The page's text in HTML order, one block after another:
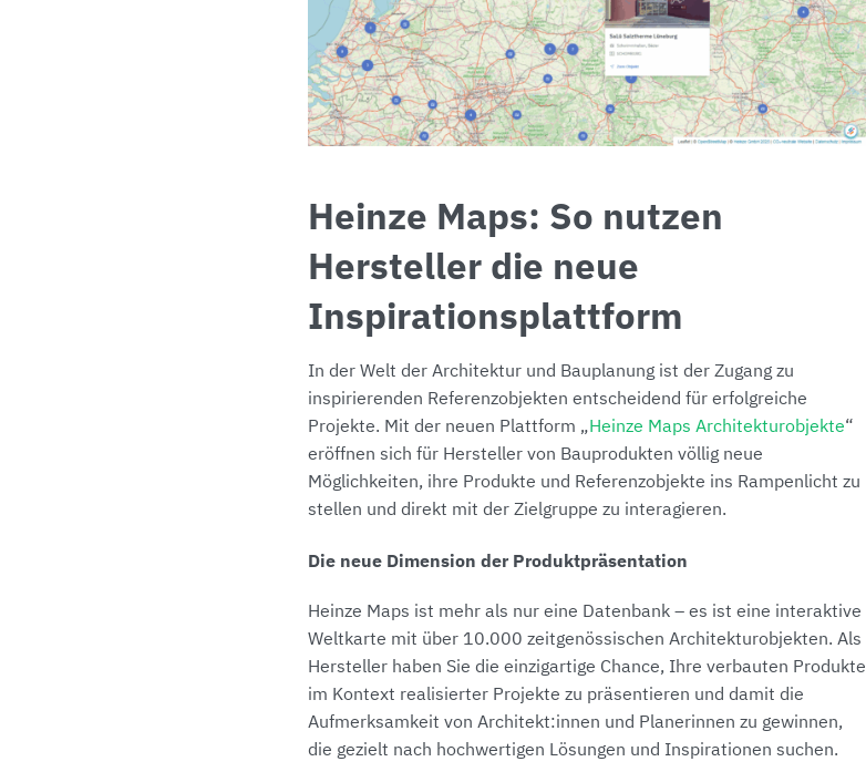
Heinze Maps: So nutzen
Hersteller die neue
Inspirationsplattform
In der Welt der Architektur und Bauplanung ist der Zugang zu
inspirierenden Referenzobjekten entscheidend für erfolgreiche
Projekte. Mit der neuen Plattform „Heinze Maps Architekturobjekte“
eröffnen sich für Hersteller von Bauprodukten völlig neue
Möglichkeiten, ihre Produkte und Referenzobjekte ins Rampenlicht zu
stellen und direkt mit der Zielgruppe zu interagieren.
Die neue Dimension der Produktpräsentation
Heinze Maps ist mehr als nur eine Datenbank – es ist eine interaktive
Weltkarte mit über 10.000 zeitgenössischen Architekturobjekten. Als
Hersteller haben Sie die einzigartige Chance, Ihre verbauten Produkte
im Kontext realisierter Projekte zu präsentieren und damit die
Aufmerksamkeit von Architekt:innen und Planerinnen zu gewinnen,
die gezielt nach hochwertigen Lösungen und Inspirationen suchen.